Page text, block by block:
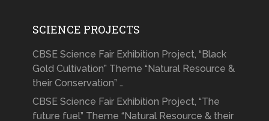
SCIENCE PROJECTS
CBSE Science Fair Exhibition Project, “Black
Gold Cultivation” Theme “Natural Resource &
their Conservation” …
CBSE Science Fair Exhibition Project, “The
future fuel” Theme “Natural Resource & their